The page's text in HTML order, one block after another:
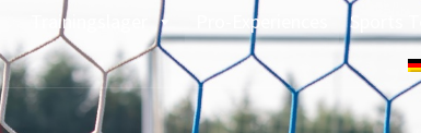
Trainingslager Pro-Experiences Sports